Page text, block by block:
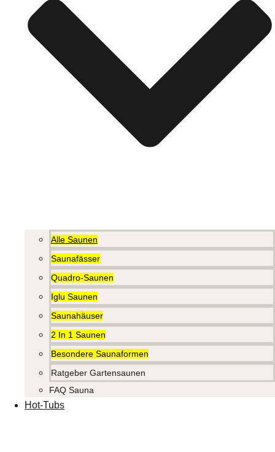
Alle Saunen
Saunafässer
Quadro-Saunen
Iglu Saunen
Saunahäuser
2 In 1 Saunen
Besondere Saunaformen
Ratgeber Gartensaunen
FAQ Sauna
Hot-Tubs